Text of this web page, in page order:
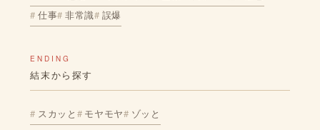
仕事 非常識 誤爆
ENDING
結末から探す
スカッと モヤモヤ ゾッと